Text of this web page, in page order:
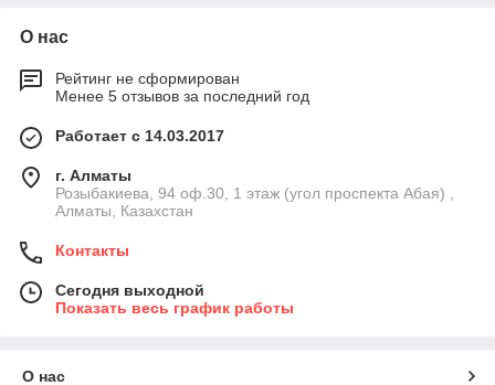
О нас
Рейтинг не сформирован
Менее 5 отзывов за последний год
Работает с 14.03.2017
г. Алматы
Розыбакиева, 94 оф.30, 1 этаж (угол проспекта Абая) ,
Алматы, Казахстан
Контакты
Сегодня выходной
Показать весь график работы
О нас